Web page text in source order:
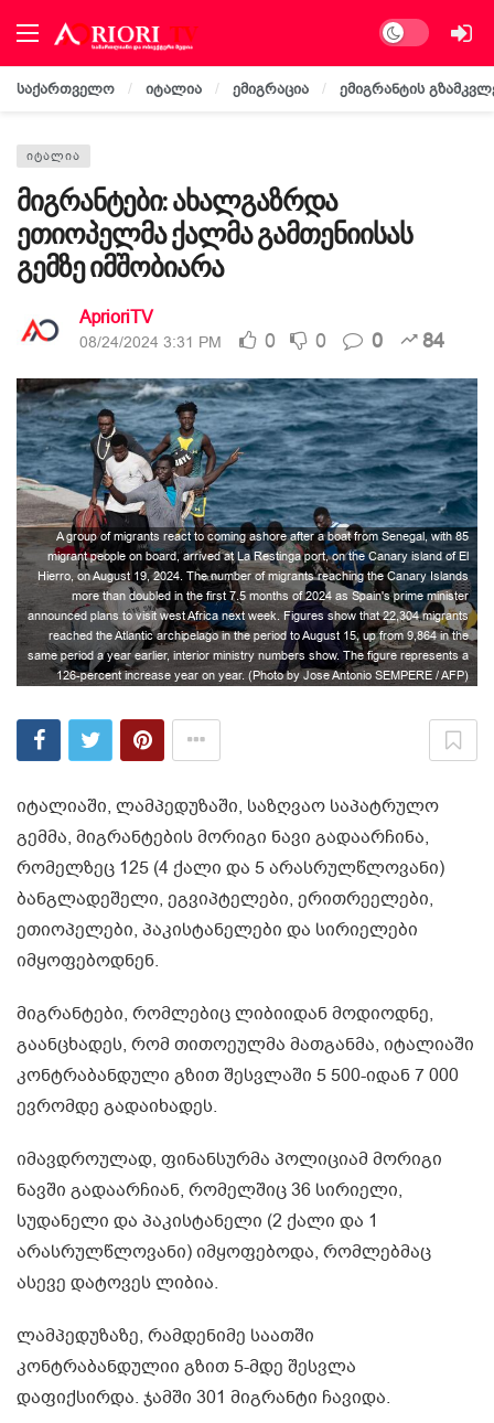
Dark mode
საქართველო იტალია ემიგრაცია ემიგრანტის
ᲘᲢᲐᲚᲘᲐ
მიგრანტები: ახალგაზრდა
ეთიოპელმა ქალმა გამთენიისას
გემზე იმშობიარა
AprioriTV
08/24/2024 3:31 PM 0 0 0 84
A group of migrants react to coming ashore after a boat from Senegal, with 85
migrant people on board, arrived at La Restinga port, on the Canary island of El
Hierro, on August 19, 2024. The number of migrants reaching the Canary Islands
more than doubled in the first 7.5 months of 2024 as Spain's prime minister
announced plans to visit west Africa next week. Figures show that 22,304 migrants
reached the Atlantic archipelago in the period to August 15, up from 9,864 in the
same period a year earlier, interior ministry numbers show. The figure represents a
126-percent increase year on year. (Photo by Jose Antonio SEMPERE / AFP)
იტალიაში, ლამპედუზაში, საზღვაო საპატრულო
გემმა, მიგრანტების მორიგი ნავი გადაარჩინა,
რომელზეც 125 (4 ქალი და 5 არასრულწლოვანი)
ბანგლადეშელი, ეგვიპტელები, ერითრეელები,
ეთიოპელები, პაკისტანელები და სირიელები
იმყოფებოდნენ.
მიგრანტები, რომლებიც ლიბიიდან მოდიოდნე,
გაანცხადეს, რომ თითოეულმა მათგანმა, იტალიაში
კონტრაბანდული გზით შესვლაში 5 500-იდან 7 000
ევრომდე გადაიხადეს.
იმავდროულად, ფინანსურმა პოლიციამ მორიგი
ნავში გადაარჩიან, რომელშიც 36 სირიელი,
სუდანელი და პაკისტანელი (2 ქალი და 1
არასრულწლოვანი) იმყოფებოდა, რომლებმაც
ასევე დატოვეს ლიბია.
ლამპედუზაზე, რამდენიმე საათში
კონტრაბანდულიი გზით 5-მდე შესვლა
დაფიქსირდა. ჯამში 301 მიგრანტი ჩავიდა.